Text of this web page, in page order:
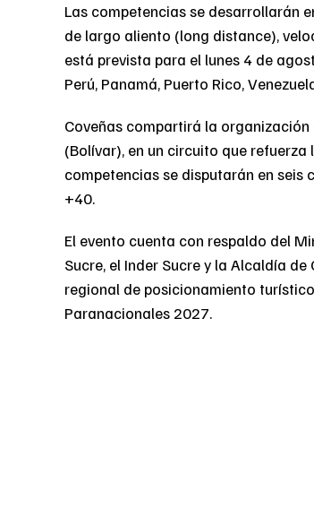
Las competencias se desarrollarán
de largo aliento (long distance),
está prevista para el lunes 4 de
Perú, Panamá, Puerto Rico,
Coveñas compartirá la
(Bolívar), en un circuito que
competencias se disputarán en seis
+40.
El evento cuenta con respaldo del
Sucre, el Inder Sucre y la Alcaldía
regional de posicionamiento
Paranacionales 2027.